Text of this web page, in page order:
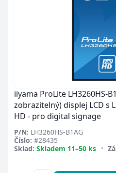
iiyama ProLite LH3260HS-
zobrazitelný) displej LCD s
HD - pro digital signage
P/N: LH3260HS-B1AG
Číslo: #28435
Sklad: Skladem 11–50 ks •